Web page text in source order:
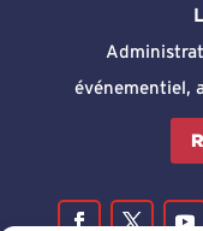
événementiel,